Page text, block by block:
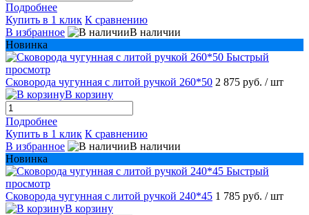
Подробнее
Купить в 1 клик К сравнению
В избранное
В наличии
Новинка
Быстрый
просмотр
Сковорода чугунная с литой ручкой 260*50 2 875 руб. / шт
В корзину
Подробнее
Купить в 1 клик К сравнению
В избранное
В наличии
Новинка
Быстрый
просмотр
Сковорода чугунная с литой ручкой 240*45 1 785 руб. / шт
В корзину